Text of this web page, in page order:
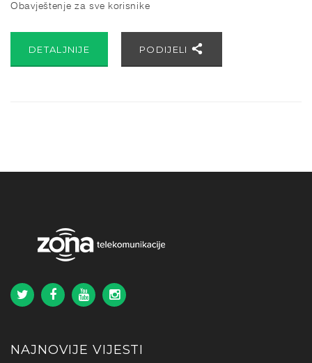
Obavještenje za sve korisnike
DETALJNIJE PODIJELI
NAJNOVIJE VIJESTI